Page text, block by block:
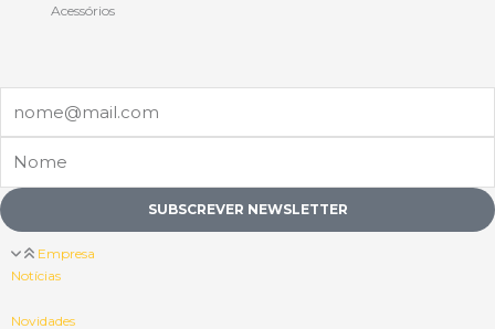
Acessórios
SUBSCREVER NEWSLETTER
Empresa
Notícias
Novidades